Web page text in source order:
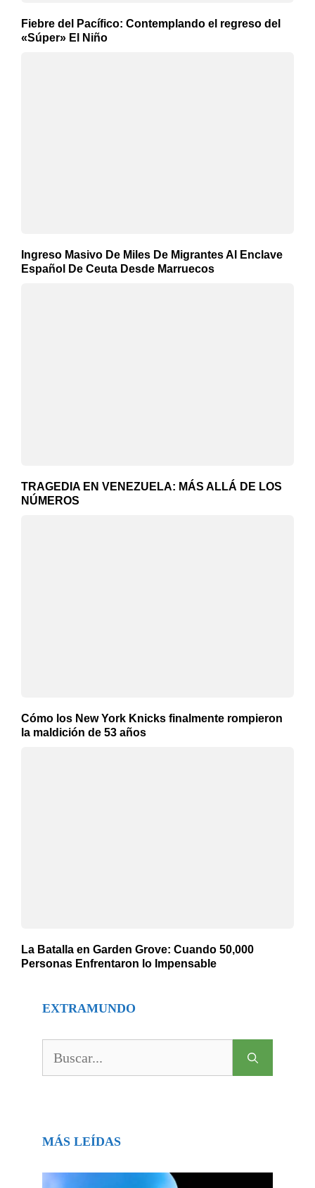
Fiebre del Pacífico: Contemplando el regreso del
«Súper» El Niño
Ingreso Masivo De Miles De Migrantes Al Enclave
Español De Ceuta Desde Marruecos
TRAGEDIA EN VENEZUELA: MÁS ALLÁ DE LOS
NÚMEROS
Cómo los New York Knicks finalmente rompieron
la maldición de 53 años
La Batalla en Garden Grove: Cuando 50,000
Personas Enfrentaron lo Impensable
EXTRAMUNDO
MÁS LEÍDAS